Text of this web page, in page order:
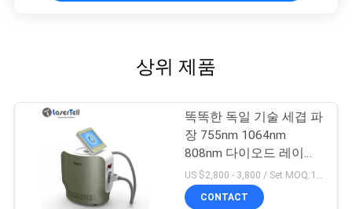
상위 제품
똑똑한 독일 기술 세겹 파
장 755nm 1064nm
808nm 다이오드 레이저
머리 제거 체계 사치품 색
깔
CONTACT